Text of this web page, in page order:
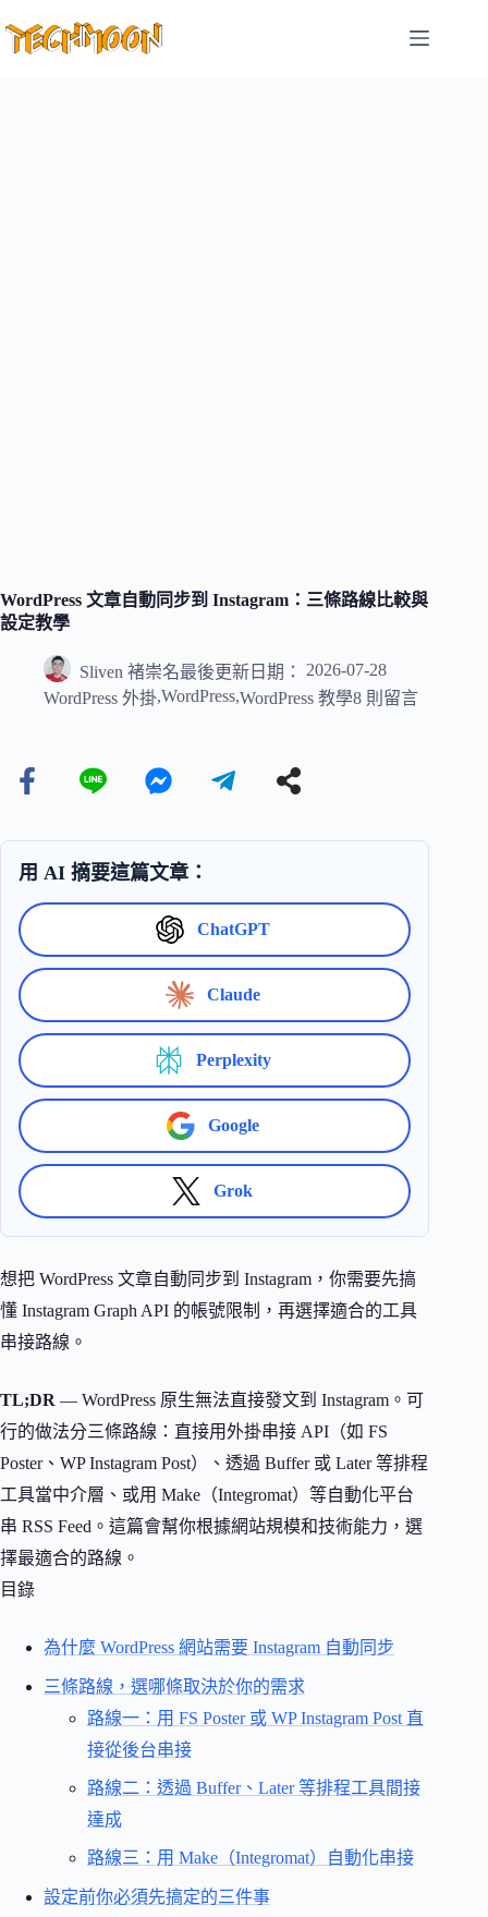
至
WordPress 文章自動同步到 Instagram：三條路線比較與
設定教學
Sliven 褚崇名最後更新日期：
2026-07-28
WordPress 外掛,WordPress,WordPress 教學8 則留言
用 AI 摘要這篇文章：
ChatGPT
Claude
Perplexity
Google
Grok
想把 WordPress 文章自動同步到 Instagram，你需要先搞
懂 Instagram Graph API 的帳號限制，再選擇適合的工具
串接路線。
TL;DR — WordPress 原生無法直接發文到 Instagram。可
行的做法分三條路線：直接用外掛串接 API（如 FS
Poster、WP Instagram Post）、透過 Buffer 或 Later 等排程
工具當中介層、或用 Make（Integromat）等自動化平台
串 RSS Feed。這篇會幫你根據網站規模和技術能力，選
擇最適合的路線。
目錄
為什麼 WordPress 網站需要 Instagram 自動同步
三條路線，選哪條取決於你的需求
路線一：用 FS Poster 或 WP Instagram Post 直
接從後台串接
路線二：透過 Buffer、Later 等排程工具間接
達成
路線三：用 Make（Integromat）自動化串接
設定前你必須先搞定的三件事